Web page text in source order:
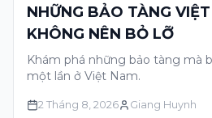
NHỮNG BẢO TÀNG
KHÔNG NÊN BỎ LỠ
Khám phá những bảo tàng mà
một lần ở Việt Nam.
2 Tháng 8, 2026 Giang Huynh